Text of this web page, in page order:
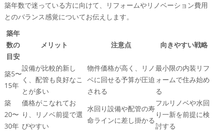
築年数で迷っている方に向けて、リフォームやリノベーション費用
とのバランス感覚についてお伝えします。
築年
数の
目安
メリット 注意点 向きやすい戦略
築5〜
15年
設備が比較的新し
く、配管も良好なこ
とが多い
物件価格が高く、リノ
ベに回せる予算が圧迫
される
最小限の内装リフ
ォームで住み始め
る
築
20〜
30年
価格がこなれてお
り、リノベ前提で選
びやすい
水回り設備や配管の寿
命ラインに差し掛かる
フルリノベや水回
り一新を前提に検
討する